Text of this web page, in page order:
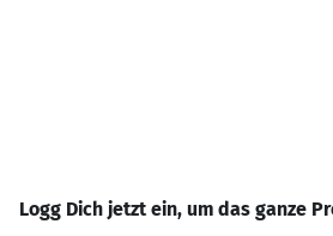
Logg Dich jetzt ein, um das ganze